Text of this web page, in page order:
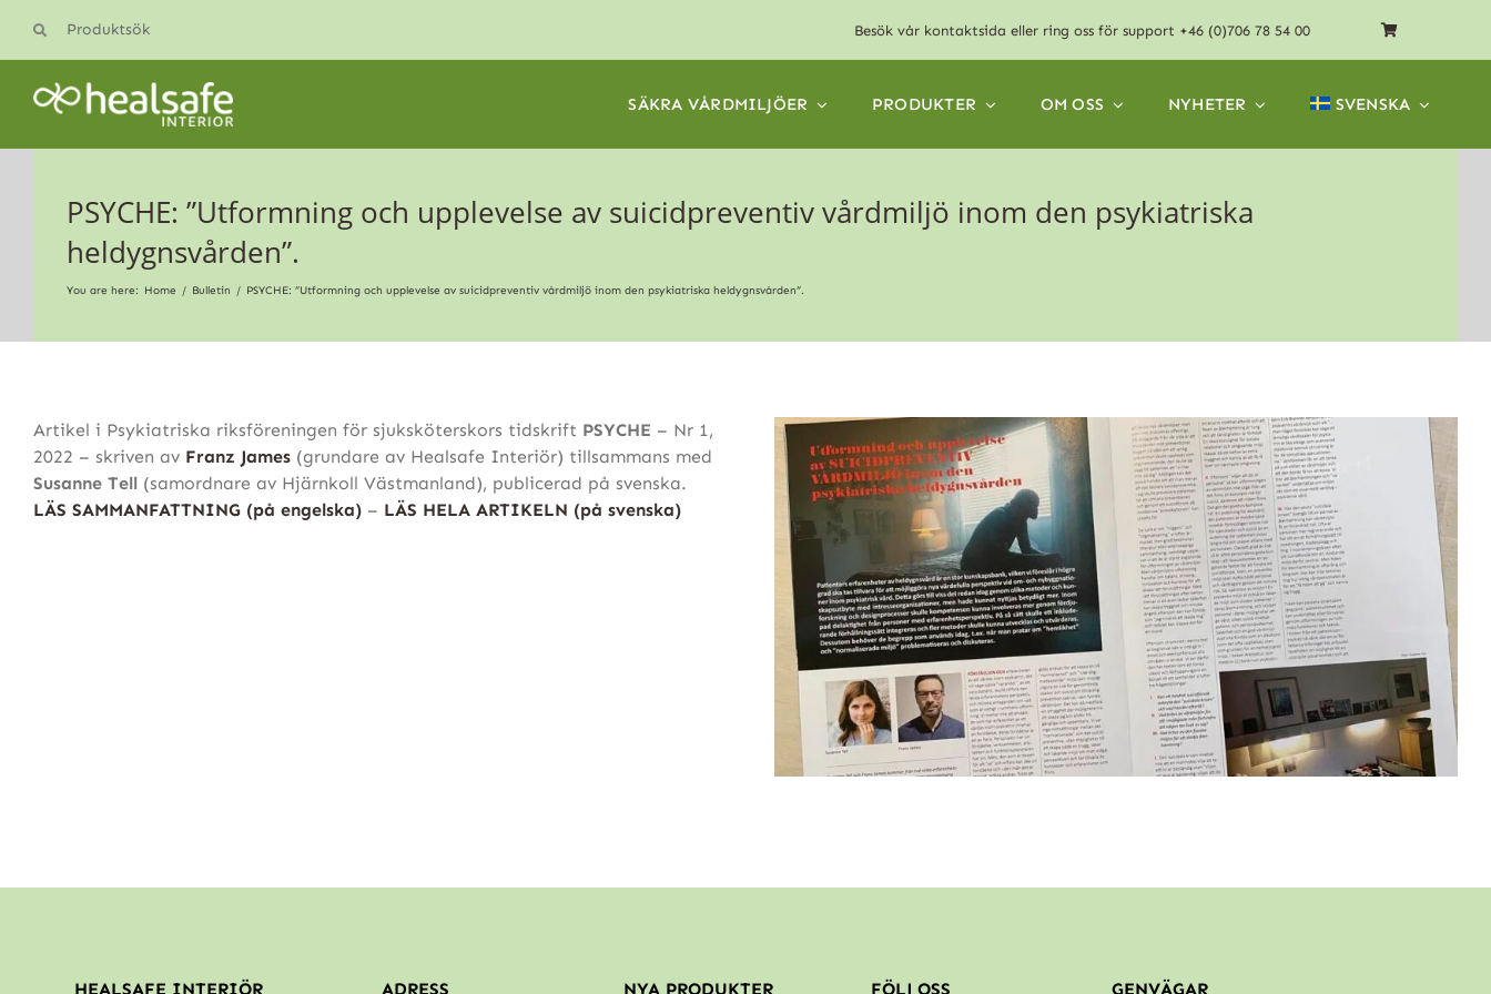
content
Produktsök Besök vår kontaktsida eller ring oss för support +46 (0)706 78 54 00
SÄKRA VÅRDMILJÖER PRODUKTER OM OSS NYHETER SVENSKA
PSYCHE: ”Utformning och upplevelse av suicidpreventiv vårdmiljö inom den psykiatriska
heldygnsvården”.
You are here: Home Bulletin PSYCHE: ”Utformning och upplevelse av suicidpreventiv vårdmiljö inom den psykiatriska heldygnsvården”.
Artikel i Psykiatriska riksföreningen för sjuksköterskors tidskrift PSYCHE – Nr 1,
2022 – skriven av Franz James(grundare av Healsafe Interiör) tillsammans med
Susanne Tell(samordnare av Hjärnkoll Västmanland), publicerad på svenska.
LÄS SAMMANFATTNING (på engelska)– LÄS HELA ARTIKELN (på svenska)
HEALSAFE INTERIÖR ADRESS NYA PRODUKTER FÖLJ OSS GENVÄGAR